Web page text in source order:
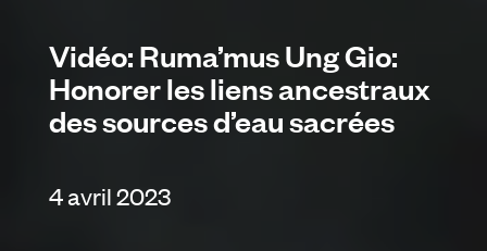
Vidéo: Ruma’mus Ung Gio:
Honorer les liens ancestraux
des sources d’eau sacrées
4 avril 2023